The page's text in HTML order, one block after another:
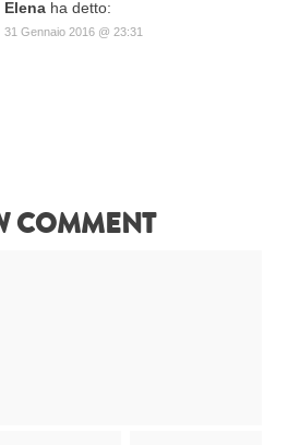
Elena ha detto:
31 Gennaio 2016 @ 23:31
COMMENT